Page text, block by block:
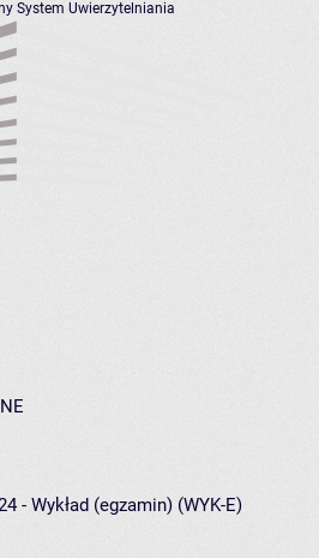
System Uwierzytelniania
- Wykład (egzamin) (WYK-E)